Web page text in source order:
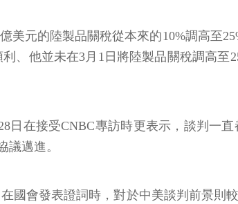
美元的陸製品關稅從本來的10%調高至
、他並未在3月1日將陸製品關稅調高
日在接受CNBC專訪時更表示，談判一
議邁進。
國會發表證詞時，對於中美談判前景